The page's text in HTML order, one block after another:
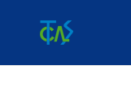
Skip To Content